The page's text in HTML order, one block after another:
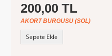
200,00 TL
AKORT BURGUSU (SOL)
Sepete Ekle